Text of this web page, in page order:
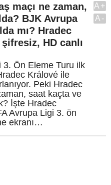
maçı ne zaman,
BJK Avrupa
mı? Hradec
HD canlı
3. Ön Eleme Turu ilk
Králové ile
Peki Hradec
saat kaçta ve
İşte Hradec
Avrupa Ligi 3. ön
ekranı…
A+
A-